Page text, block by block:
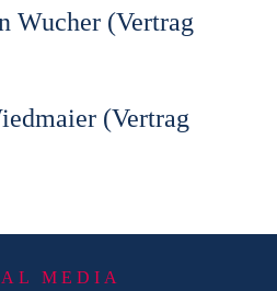
Wucher (Vertrag
(Vertrag
MEDIA